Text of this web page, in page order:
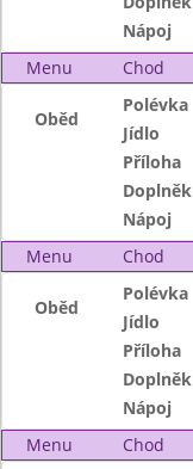
Nápoj
Menu
Chod
Oběd
Polévka
Jídlo
Příloha
Doplněk
Nápoj
Menu
Chod
Oběd
Polévka
Jídlo
Příloha
Doplněk
Nápoj
Menu
Chod